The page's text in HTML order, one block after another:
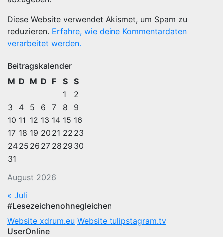
Diese Website verwendet Akismet, um Spam zu
reduzieren. Erfahre, wie deine Kommentardaten
verarbeitet werden.
Beitragskalender
August 2026
M D M D F S S
1
2
3
4 5 6 7 8
9
10 11 12 13 14 15 16
17 18 19 20 21 22 23
2425 26 27 28 29 30
31
« Juli
#Lesezeichenohnegleichen
Website xdrum.eu Website tulipstagram.tv
UserOnline